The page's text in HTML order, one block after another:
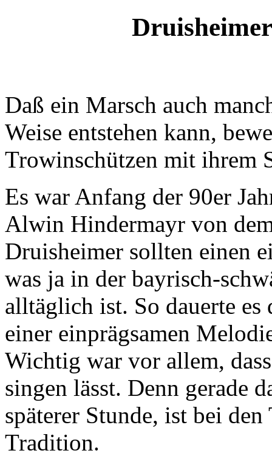
Daß ein Marsch auch
Weise entstehen kann,
Trowinschützen mit ihrem
Es war Anfang der 90er
Alwin Hindermayr von
Druisheimer sollten einen
was ja in der bayrisch-
alltäglich ist. So dauerte
einer einprägsamen
Wichtig war vor allem,
singen lässt. Denn gerade
späterer Stunde, ist bei
Tradition.